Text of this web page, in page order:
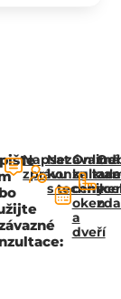
Napsat
zprávu
Nezávazná
konzultace
s
Online
ceny
oken
a
dveří